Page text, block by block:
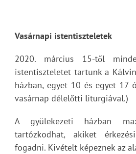
Vasárnapi istentiszteletek
2020. március 15-től
istentiszteletet tartunk a
házban, egyet 10 és egyet 17
vasárnap délelőtti liturgiával.)
A gyülekezeti házban
tartózkodhat, akiket
fogadni. Kivételt képeznek az